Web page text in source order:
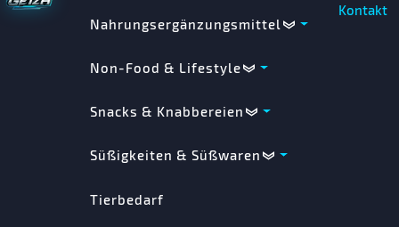
Nahrungsergänzungsmittel
Non-Food & Lifestyle
Snacks & Knabbereien
Süßigkeiten & Süßwaren
Tierbedarf
Kontakt